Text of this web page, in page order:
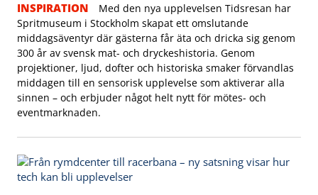
INSPIRATION
Med den nya upplevelsen Tidsresan har
Spritmuseum i Stockholm skapat ett omslutande
middagsäventyr där gästerna får äta och dricka sig genom
300 år av svensk mat- och dryckeshistoria. Genom
projektioner, ljud, dofter och historiska smaker förvandlas
middagen till en sensorisk upplevelse som aktiverar alla
sinnen – och erbjuder något helt nytt för mötes- och
eventmarknaden.